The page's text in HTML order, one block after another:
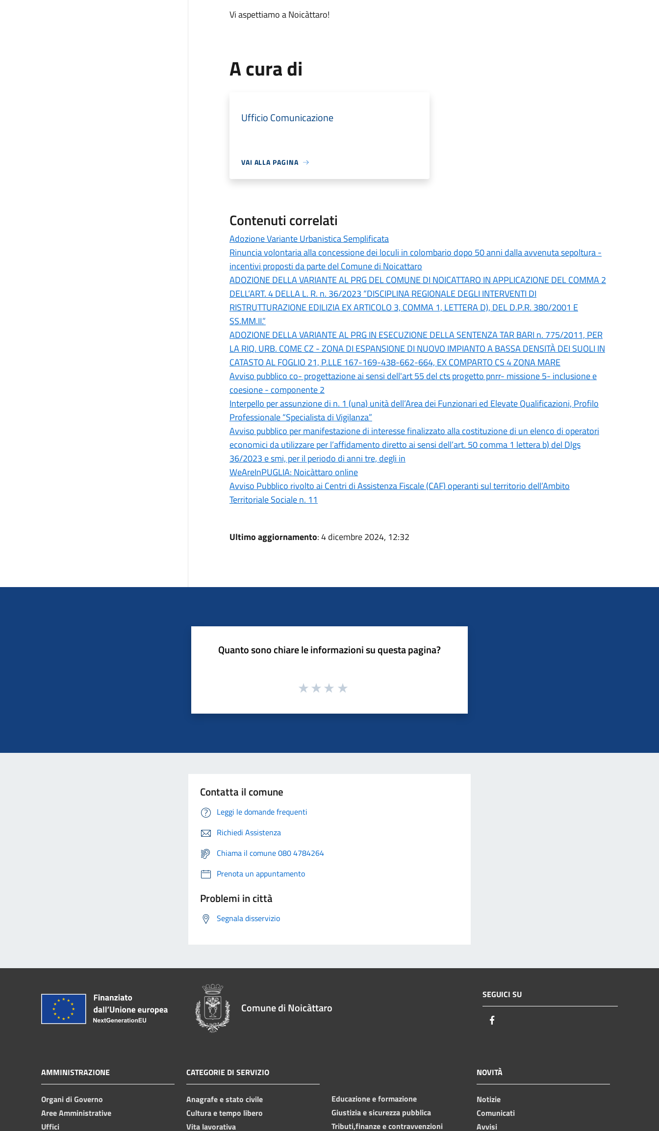
Vi aspettiamo a Noicàttaro!
A cura di
Ufficio Comunicazione
VAI ALLA PAGINA
Contenuti correlati
Adozione Variante Urbanistica Semplificata
Rinuncia volontaria alla concessione dei loculi in colombario dopo 50 anni dalla avvenuta sepoltura -
incentivi proposti da parte del Comune di Noicattaro
ADOZIONE DELLA VARIANTE AL PRG DEL COMUNE DI NOICATTARO IN APPLICAZIONE DEL COMMA 2
DELL’ART. 4 DELLA L. R. n. 36/2023 “DISCIPLINA REGIONALE DEGLI INTERVENTI DI
RISTRUTTURAZIONE EDILIZIA EX ARTICOLO 3, COMMA 1, LETTERA D), DEL D.P.R. 380/2001 E
SS.MM.II.”
ADOZIONE DELLA VARIANTE AL PRG IN ESECUZIONE DELLA SENTENZA TAR BARI n. 775/2011, PER
LA RIQ. URB. COME CZ - ZONA DI ESPANSIONE DI NUOVO IMPIANTO A BASSA DENSITÀ DEI SUOLI IN
CATASTO AL FOGLIO 21, P.LLE 167-169-438-662-664, EX COMPARTO CS 4 ZONA MARE
Avviso pubblico co- progettazione ai sensi dell'art 55 del cts progetto pnrr- missione 5- inclusione e
coesione - componente 2
Interpello per assunzione di n. 1 (una) unità dell’Area dei Funzionari ed Elevate Qualificazioni, Profilo
Professionale “Specialista di Vigilanza”
Avviso pubblico per manifestazione di interesse finalizzato alla costituzione di un elenco di operatori
economici da utilizzare per l’affidamento diretto ai sensi dell’art. 50 comma 1 lettera b) del Dlgs
36/2023 e smi, per il periodo di anni tre, degli in
WeAreInPUGLIA: Noicàttaro online
Avviso Pubblico rivolto ai Centri di Assistenza Fiscale (CAF) operanti sul territorio dell’Ambito
Territoriale Sociale n. 11
Ultimo aggiornamento: 4 dicembre 2024, 12:32
Quanto sono chiare le informazioni su questa pagina?
Contatta il comune
Leggi le domande frequenti
Richiedi Assistenza
Chiama il comune 080 4784264
Prenota un appuntamento
Problemi in città
Segnala disservizio
Comune di Noicàttaro
SEGUICI SU
AMMINISTRAZIONE
Organi di Governo
Aree Amministrative
Uffici
CATEGORIE DI SERVIZIO
Anagrafe e stato civile
Cultura e tempo libero
Vita lavorativa
Educazione e formazione
Giustizia e sicurezza pubblica
Tributi,finanze e contravvenzioni
NOVITÀ
Notizie
Comunicati
Avvisi